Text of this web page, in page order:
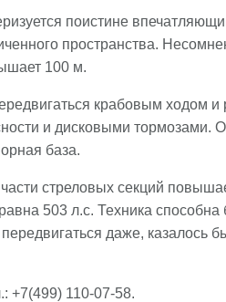
поистине
пространства.
100 м.
крабовым ходом
и дисковыми тормозами.
база.
стреловых секций
503 л.с. Техника
даже,
+7(499) 110-07-58.